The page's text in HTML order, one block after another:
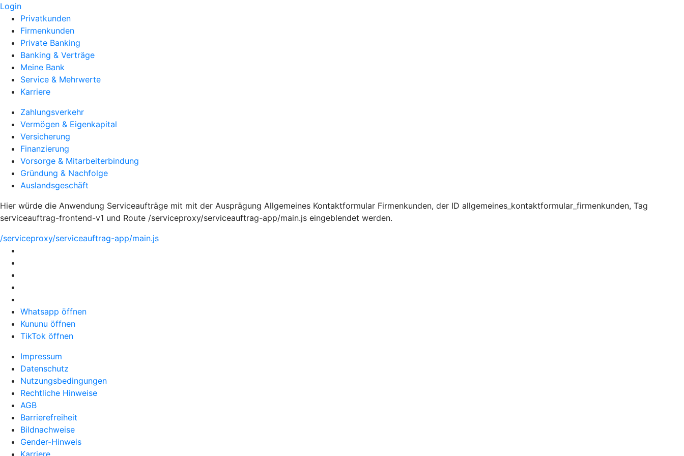
Login
Privatkunden
Firmenkunden
Private Banking
Banking & Verträge
Meine Bank
Service & Mehrwerte
Karriere
Zahlungsverkehr
Vermögen & Eigenkapital
Versicherung
Finanzierung
Vorsorge & Mitarbeiterbindung
Gründung & Nachfolge
Auslandsgeschäft
Hier würde die Anwendung Serviceaufträge mit mit der Ausprägung Allgemeines Kontaktformular Firmenkunden, der ID allgemeines_kontaktformular_firmenkunden, Tag
serviceauftrag-frontend-v1 und Route /serviceproxy/serviceauftrag-app/main.js eingeblendet werden.
/serviceproxy/serviceauftrag-app/main.js
Whatsapp öffnen
Kununu öffnen
TikTok öffnen
Impressum
Datenschutz
Nutzungsbedingungen
Rechtliche Hinweise
AGB
Barrierefreiheit
Bildnachweise
Gender-Hinweis
Karriere